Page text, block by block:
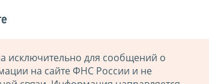
исключительно для сообщений о
на сайте ФНС России и не